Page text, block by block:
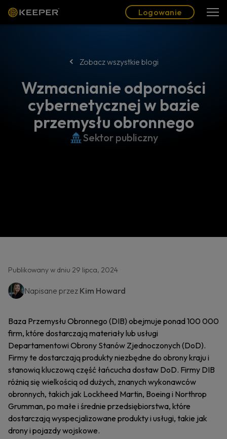
Logowanie
Zobacz wszystkie blogi
Wzmacnianie odporności
cybernetycznej w bazie
przemysłu obronnego
Sektor publiczny
Publikowany w dniu 29 lipca, 2024
Napisane przez Kim Howard
Baza Przemysłu Obronnego (DIB) obejmuje ponad 100 000
firm, które dostarczają materiały lub usługi
Departamentowi Obrony Stanów Zjednoczonych (DoD).
Firmy te dostarczają produkty niezbędne do obrony kraju i
stanowią kluczową część łańcucha dostaw DoD. Firmy DIB
różnią się wielkością od dużych, znanych wykonawców
obronnych, takich jak Lockheed Martin, Boeing i Northrop
Grumman, po małe i średnie przedsiębiorstwa, które
dostarczają wyspecjalizowane produkty i usługi, takie jak
drony i pojazdy wojskowe.